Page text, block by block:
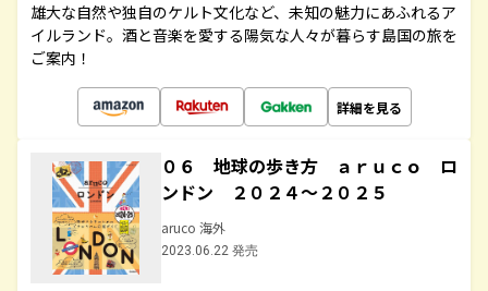
雄大な自然や独自のケルト文化など、未知の魅力にあふれるア
イルランド。酒と音楽を愛する陽気な人々が暮らす島国の旅を
ご案内！
詳細を見る
０６ 地球の歩き方 ａｒｕｃｏ ロ
ンドン ２０２４～２０２５
aruco 海外
2023.06.22 発売